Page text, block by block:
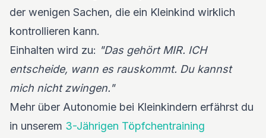
der wenigen Sachen, die ein Kleinkind wirklich
kontrollieren kann.
Einhalten wird zu: "Das gehört MIR. ICH
entscheide, wann es rauskommt. Du kannst
mich nicht zwingen."
Mehr über Autonomie bei Kleinkindern erfährst du
in unserem 3-Jährigen Töpfchentraining